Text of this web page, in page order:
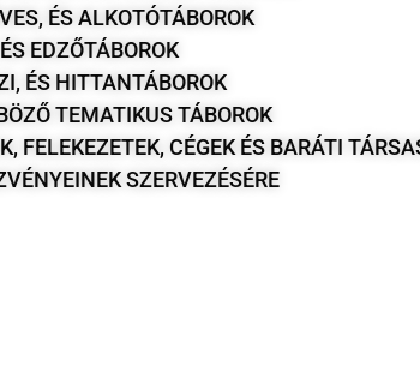
ÉS ALKOTÓTÁBOROK
EDZŐTÁBOROK
ÉS HITTANTÁBOROK
TEMATIKUS TÁBOROK
FELEKEZETEK, CÉGEK ÉS BARÁTI
SZERVEZÉSÉRE